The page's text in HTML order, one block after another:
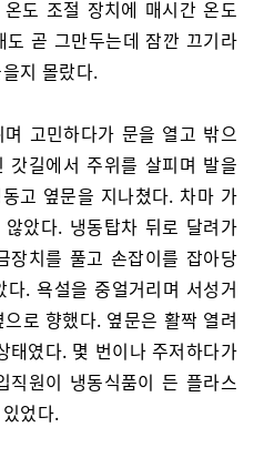
도 조절 장치에 매시간 온도
곧 그만두는데 잠깐 끄기라
지 몰랐다.
고민하다가 문을 열고 밖으
갓길에서 주위를 살피며 발을
고 옆문을 지나쳤다. 차마 가
았다. 냉동탑차 뒤로 달려가
장치를 풀고 손잡이를 잡아당
. 욕설을 중얼거리며 서성거
로 향했다. 옆문은 활짝 열려
태였다. 몇 번이나 주저하다가
직원이 냉동식품이 든 플라스
었다.